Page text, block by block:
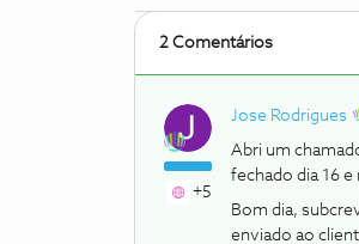
2 Comentários
+5
Jose Rodrigues
Abri um
fechado dia 16
Bom dia,
enviado ao